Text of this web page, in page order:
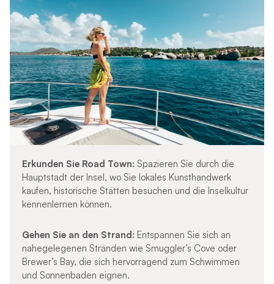
Erkunden Sie Road Town: Spazieren Sie durch die
Hauptstadt der Insel, wo Sie lokales Kunsthandwerk
kaufen, historische Stätten besuchen und die Inselkultur
kennenlernen können.
Gehen Sie an den Strand: Entspannen Sie sich an
nahegelegenen Stränden wie Smuggler’s Cove oder
Brewer’s Bay, die sich hervorragend zum Schwimmen
und Sonnenbaden eignen.